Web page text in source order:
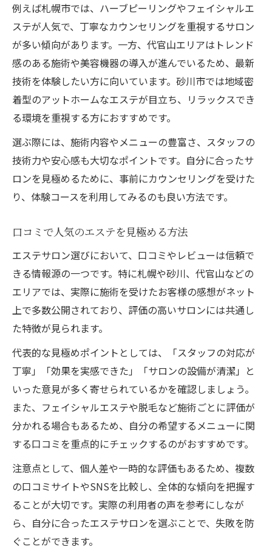
人気エステサロンの特徴と選び方
立地や通いやすさ重視のサロン選び術
新しいフェイシャルエステ体験を探して
フェイシャルエステ最新トレンドを検証
エステで体験できる新サービスとは
札幌エリアの人気エステ体験を紹介
肌質改善を実感できる施術の選び方
口コミで話題のフェイシャルエステ体験
注目を集めるエステの技術とサービスとは
エステ業界で注目の最新技術を解説
札幌エリアで体験できる人気施術一覧
エステ選びで大切なポイントを整理
大手エステで安心して通うためのポイント
大手エステサロンの安心感と選び方
エステサロンの統一サービス品質の魅力
口コミで選ぶ安心のエステ体験方法
通いやすい立地やプラン選びの工夫
スタッフ研修やサポート体制をチェック
例えば札幌市では、ハーブピーリングやフェイシャルエ
ステが人気で、丁寧なカウンセリングを重視するサロン
が多い傾向があります。一方、代官山エリアはトレンド
感のある施術や美容機器の導入が進んでいるため、最新
技術を体験したい方に向いています。砂川市では地域密
着型のアットホームなエステが目立ち、リラックスでき
る環境を重視する方におすすめです。
選ぶ際には、施術内容やメニューの豊富さ、スタッフの
技術力や安心感も大切なポイントです。自分に合ったサ
ロンを見極めるために、事前にカウンセリングを受けた
り、体験コースを利用してみるのも良い方法です。
口コミで人気のエステを見極める方法
エステサロン選びにおいて、口コミやレビューは信頼で
きる情報源の一つです。特に札幌や砂川、代官山などの
エリアでは、実際に施術を受けたお客様の感想がネット
上で多数公開されており、評価の高いサロンには共通し
た特徴が見られます。
代表的な見極めポイントとしては、「スタッフの対応が
丁寧」「効果を実感できた」「サロンの設備が清潔」と
いった意見が多く寄せられているかを確認しましょう。
また、フェイシャルエステや脱毛など施術ごとに評価が
分かれる場合もあるため、自分の希望するメニューに関
する口コミを重点的にチェックするのがおすすめです。
注意点として、個人差や一時的な評価もあるため、複数
の口コミサイトやSNSを比較し、全体的な傾向を把握す
ることが大切です。実際の利用者の声を参考にしなが
ら、自分に合ったエステサロンを選ぶことで、失敗を防
ぐことができます。